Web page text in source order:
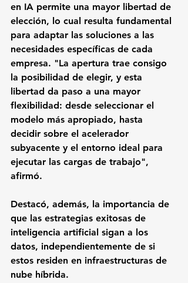
en IA permite una mayor libertad de
elección, lo cual resulta fundamental
para adaptar las soluciones a las
necesidades específicas de cada
empresa. "La apertura trae consigo
la posibilidad de elegir, y esta
libertad da paso a una mayor
flexibilidad: desde seleccionar el
modelo más apropiado, hasta
decidir sobre el acelerador
subyacente y el entorno ideal para
ejecutar las cargas de trabajo",
afirmó.
Destacó, además, la importancia de
que las estrategias exitosas de
inteligencia artificial sigan a los
datos, independientemente de si
estos residen en infraestructuras de
nube híbrida.